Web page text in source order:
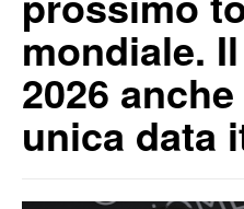
mondiale.
2026
unica data